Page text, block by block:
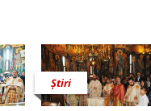
Știri